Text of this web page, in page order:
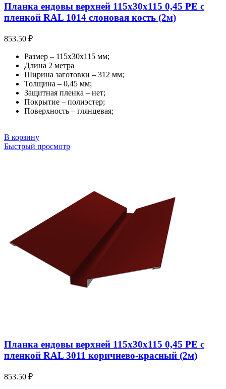
Планка ендовы верхней 115х30х115 0,45 PE с
пленкой RAL 1014 слоновая кость (2м)
853.50 ₽
Размер – 115х30х115 мм;
Длина 2 метра
Ширина заготовки – 312 мм;
Толщина – 0,45 мм;
Защитная пленка – нет;
Покрытие – полиэстер;
Поверхность – глянцевая;
В корзину
Быстрый просмотр
Планка ендовы верхней 115х30х115 0,45 PE с
пленкой RAL 3011 коричнево-красный (2м)
853.50 ₽